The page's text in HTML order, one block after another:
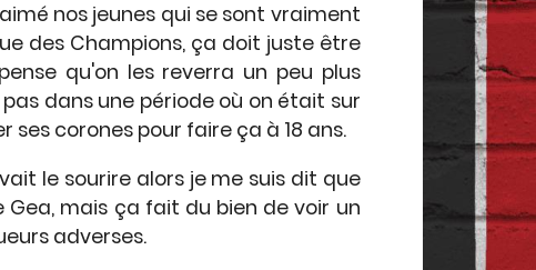
nos jeunes qui se sont vraiment
des Champions, ça doit juste être
qu'on les reverra un peu plus
dans une période où on était sur
corones pour faire ça à 18 ans.
le sourire alors je me suis dit que
mais ça fait du bien de voir un
adverses.